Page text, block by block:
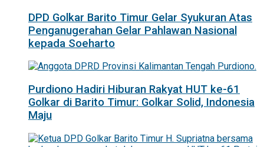
DPD Golkar Barito Timur Gelar Syukuran Atas
Penganugerahan Gelar Pahlawan Nasional
kepada Soeharto
Purdiono Hadiri Hiburan Rakyat HUT ke-61
Golkar di Barito Timur: Golkar Solid, Indonesia
Maju